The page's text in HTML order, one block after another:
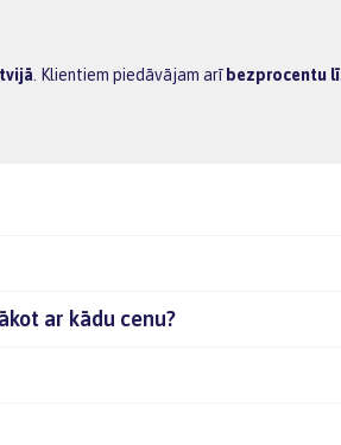
. Klientiem piedāvājam arī bezprocentu
ar kādu cenu?